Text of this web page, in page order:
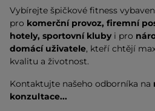
Vybírejte špičkové fitness
pro komerční provoz, firemní
hotely, sportovní klubyi pro
domácí uživatele, kteří chtějí
kvalitu a životnost.
Kontaktujte našeho odborníka na
konzultace...